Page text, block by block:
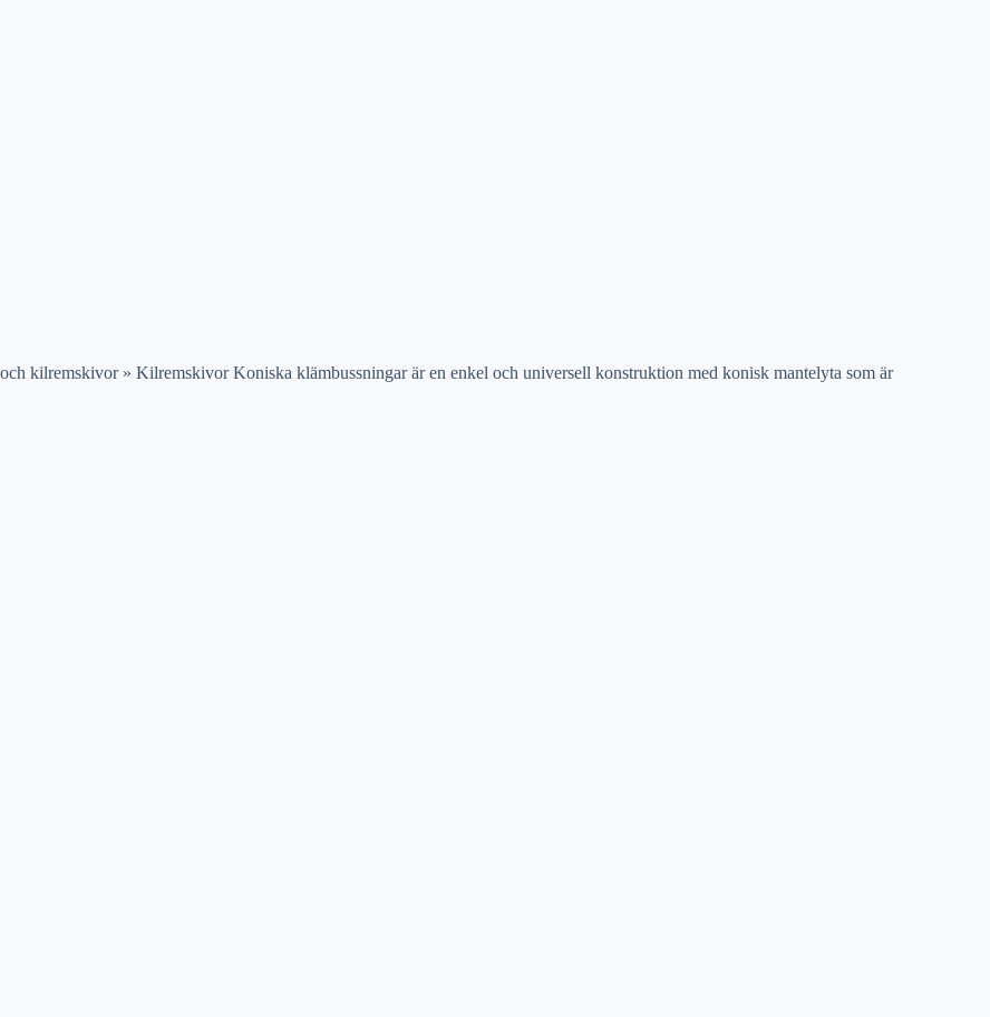
kilremskivor » Kilremskivor Koniska klämbussningar är en enkel och universell konstruktion med konisk mantelyta som är